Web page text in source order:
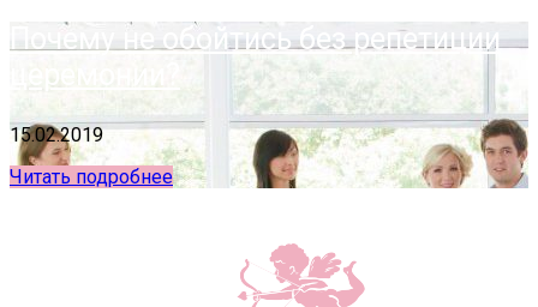
Почему не обойтись без репетиции
церемонии?
15.02.2019
Читать подробнее